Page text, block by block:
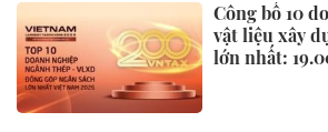
Công bố 10
vật liệu xây
lớn nhất: